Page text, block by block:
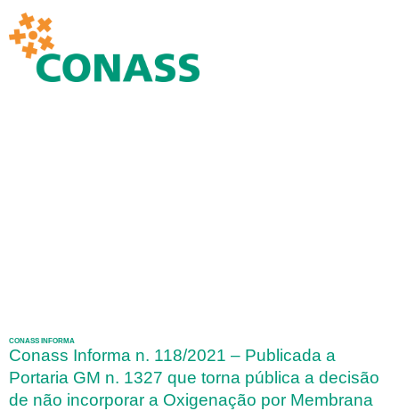
CONASS INFORMA
Conass Informa n. 118/2021 – Publicada a
Portaria GM n. 1327 que torna pública a decisão
de não incorporar a Oxigenação por Membrana